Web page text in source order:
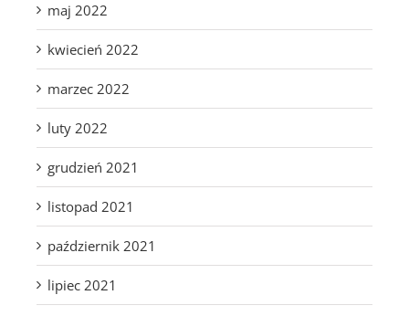
maj 2022
kwiecień 2022
marzec 2022
luty 2022
grudzień 2021
listopad 2021
październik 2021
lipiec 2021